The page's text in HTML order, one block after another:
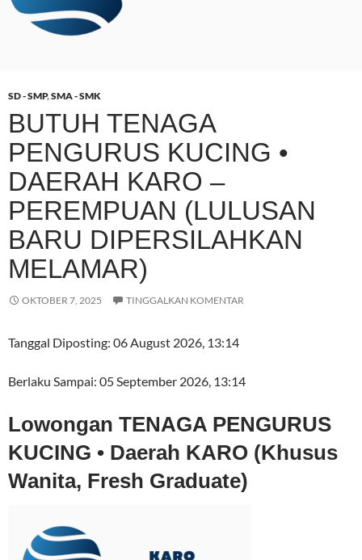
SD - SMP,SMA - SMK
BUTUH TENAGA
PENGURUS KUCING •
DAERAH KARO –
PEREMPUAN (LULUSAN
BARU DIPERSILAHKAN
MELAMAR)
OKTOBER 7, 2025 TINGGALKAN KOMENTAR
Tanggal Diposting: 06 August 2026, 13:14
Berlaku Sampai: 05 September 2026, 13:14
Lowongan TENAGA PENGURUS
KUCING • Daerah KARO (Khusus
Wanita, Fresh Graduate)